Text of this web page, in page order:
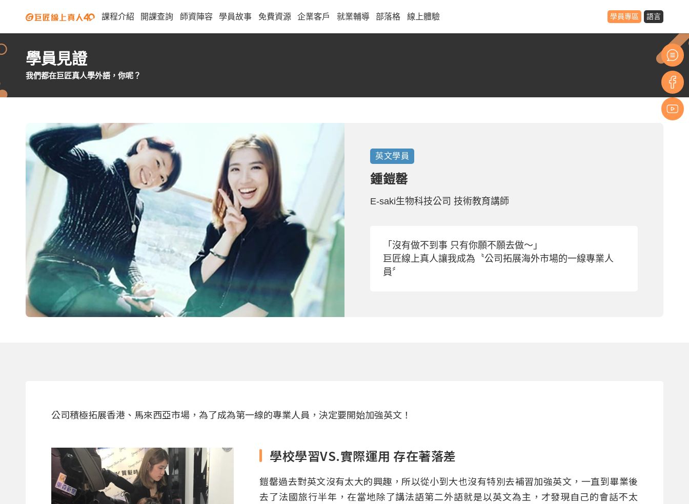
課程介紹 開課查詢 師資陣容 學員故事 免費資源 企業客戶 就業輔導 部落格 線上體驗 學員專區 語言
學員見證
我們都在巨匠真人學外語，你呢？
英文學員
鍾鎧罄
E-saki生物科技公司 技術教育講師
「沒有做不到事 只有你願不願去做～」
巨匠線上真人讓我成為〝公司拓展海外市場的一線專業人
員〞
公司積極拓展香港、馬來西亞市場，為了成為第一線的專業人員，決定要開始加強英文！
學校學習VS.實際運用 存在著落差
鎧罄過去對英文沒有太大的興趣，所以從小到大也沒有特別去補習加強英文，一直到畢業後
去了法國旅行半年，在當地除了講法語第二外語就是以英文為主，才發現自己的會話不太